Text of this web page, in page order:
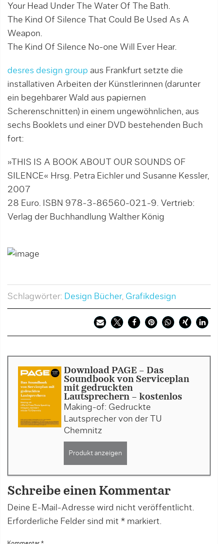
Your Head Under The Water Of The Bath.
The Kind Of Silence That Could Be Used As A
Weapon.
The Kind Of Silence No-one Will Ever Hear.
desres design group aus Frankfurt setzte die
installativen Arbeiten der Künstlerinnen (darunter
ein begehbarer Wald aus papiernen
Scherenschnitten) in einem ungewöhnlichen, aus
sechs Booklets und einer DVD bestehenden Buch
fort:
»THIS IS A BOOK ABOUT OUR SOUNDS OF
SILENCE« Hrsg. Petra Eichler und Susanne Kessler,
2007
28 Euro. ISBN 978-3-86560-021-9. Vertrieb:
Verlag der Buchhandlung Walther König
Schlagwörter: Design Bücher, Grafikdesign
Download PAGE - Das
Soundbook von Serviceplan
mit gedruckten
Lautsprechern - kostenlos
Making-of: Gedruckte
Lautsprecher von der TU
Chemnitz
Produkt anzeigen
Schreibe einen Kommentar
Deine E-Mail-Adresse wird nicht veröffentlicht.
Erforderliche Felder sind mit * markiert.